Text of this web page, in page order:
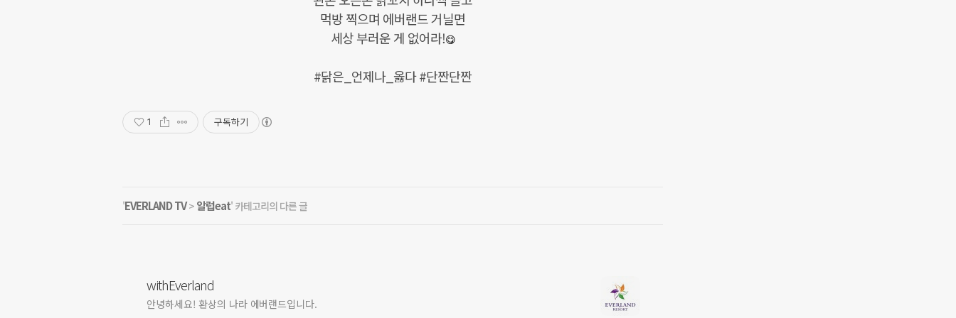
먹방 찍으며 에버랜드 거닐면
세상 부러운 게 없어라!😋
#닭은_언제나_옳다 #단짠단짠
1 구독하기
'EVERLAND TV> 알럽eat' 카테고리의 다른 글
withEverland
안녕하세요! 환상의 나라 에버랜드입니다.